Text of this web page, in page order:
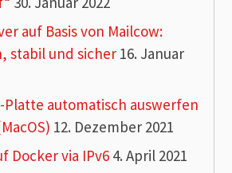
auf Basis von Mailcow:
stabil und sicher 16. Januar
Platte automatisch auswerfen
12. Dezember 2021
Docker via IPv6 4. April 2021